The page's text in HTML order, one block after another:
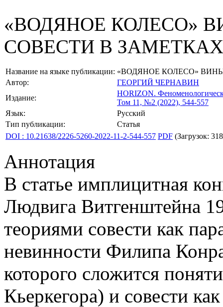
«ВОДЯНОЕ КОЛЕСО»
СОВЕСТИ В
Название на языке публикации: «ВОДЯНОЕ КОЛЕСО»
Автор:
ГЕОРГИЙ ЧЕРНАВИН
Издание:
HORIZON.
Том 11, №2 (2022), 544-557
Язык:
Русский
Тип публикации:
Статья
DOI : 10.21638/2226-5260-2022-11-2-544-557 PDF (Загрузок:
Аннотация
В статье имплицитная
Людвига Витгенштейна
теориями совести как
невинности Филипа
которого сложится
Кьеркегора) и совести